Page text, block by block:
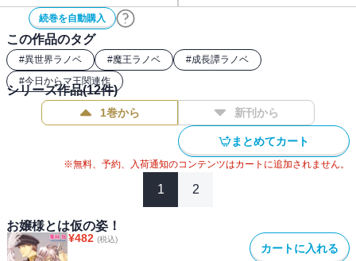
が昇る! 」「いつかマのつく夕暮れに! 」は、「今日から（マ）
王！ カロリア編」（角川文庫）に、「天にマのつく雪が舞う! 」
「地にはマのつく星が降る! 」は、「今日から（マ）王！カロリア
編 II」（角川文庫）に各々収録されています。
続巻を自動購入
この作品のタグ
#異世界ラノベ #魔王ラノベ #成長譚ラノベ
#今日からマ王関連作
シリーズ作品(12件)
1巻から 新刊から
まとめてカート
※無料、予約、入荷通知のコンテンツはカートに追加されません。
1 2
お嬢様とは仮の姿！
¥482 (税込)
カートに入れる